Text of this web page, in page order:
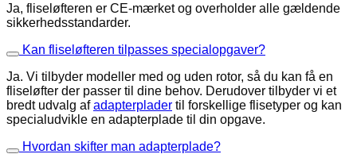
Ja, fliseløfteren er CE-mærketog overholder alle gældende
sikkerhedsstandarder.
Kan fliseløfteren tilpasses specialopgaver?
Ja. Vi tilbyder modeller med og uden rotor, så du kan få en
fliseløfter der passer til dine behov. Derudover tilbyder vi et
bredt udvalg afadapterplader til forskellige flisetyper og kan
specialudvikle en adapterplade til din opgave.
Hvordan skifter man adapterplade?